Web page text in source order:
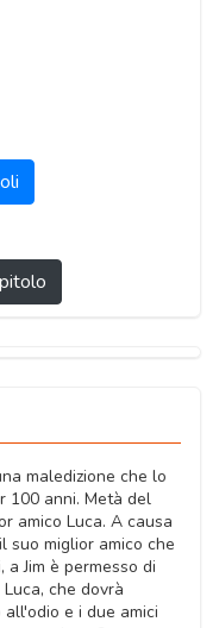
maledizione che lo
100 anni. Metà del
amico Luca. A causa
suo miglior amico che
Jim è permesso di
che dovrà
e i due amici